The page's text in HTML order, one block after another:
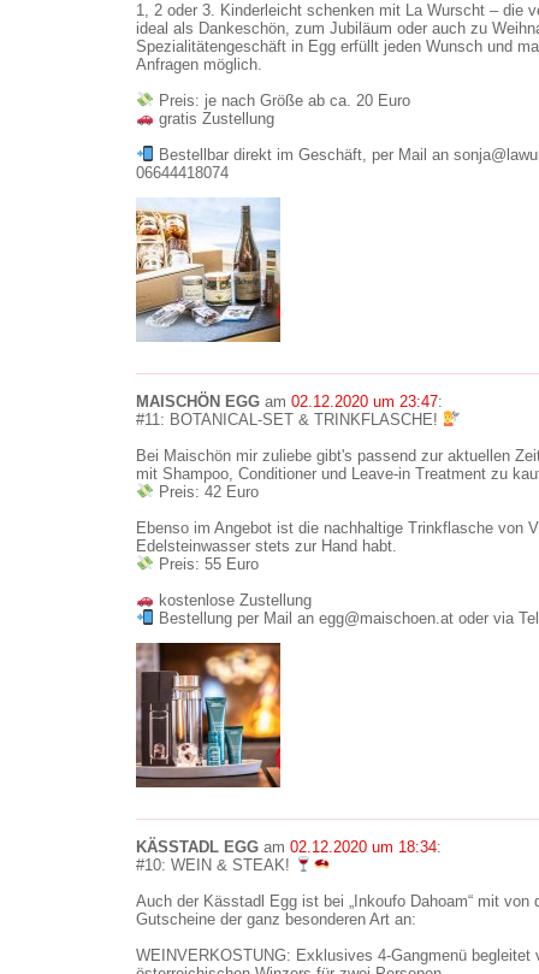
1, 2 oder 3. Kinderleicht schenken mit La Wurscht – die
ideal als Dankeschön, zum Jubiläum oder auch zu
Spezialitätengeschäft in Egg erfüllt jeden Wunsch und
Anfragen möglich.
Preis: je nach Größe ab ca. 20 Euro
gratis Zustellung
Bestellbar direkt im Geschäft, per Mail an
06644418074
MAISCHÖN EGG am 02.12.2020 um 23:47:
#11: BOTANICAL-SET & TRINKFLASCHE!
Bei Maischön mir zuliebe gibt's passend zur aktuellen
mit Shampoo, Conditioner und Leave-in Treatment zu
Preis: 42 Euro
Ebenso im Angebot ist die nachhaltige Trinkflasche von
Edelsteinwasser stets zur Hand habt.
Preis: 55 Euro
kostenlose Zustellung
Bestellung per Mail an egg@maischoen.at oder via
KÄSSTADL EGG am 02.12.2020 um 18:34:
#10: WEIN & STEAK!
Auch der Kässtadl Egg ist bei „Inkoufo Dahoam“ mit von
Gutscheine der ganz besonderen Art an:
WEINVERKOSTUNG: Exklusives 4-Gangmenü begleitet